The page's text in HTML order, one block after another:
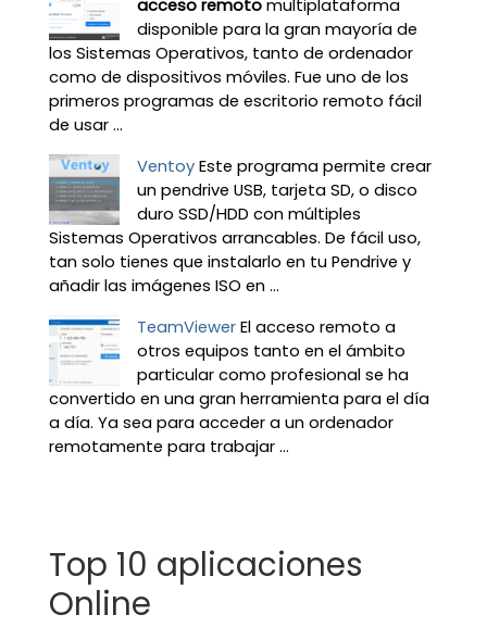
acceso remotomultiplataforma
disponible para la gran mayoría de
los Sistemas Operativos, tanto de ordenador
como de dispositivos móviles. Fue uno de los
primeros programas de escritorio remoto fácil
de usar ...
Ventoy Este programa permite crear
un pendrive USB, tarjeta SD, o disco
duro SSD/HDD con múltiples
Sistemas Operativos arrancables. De fácil uso,
tan solo tienes que instalarlo en tu Pendrive y
añadir las imágenes ISO en ...
TeamViewer El acceso remoto a
otros equipos tanto en el ámbito
particular como profesional se ha
convertido en una gran herramienta para el día
a día. Ya sea para acceder a un ordenador
remotamente para trabajar ...
Top 10 aplicaciones
Online